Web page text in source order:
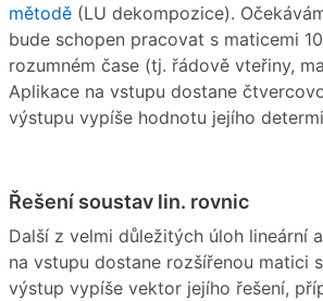
mětodě (LU dekompozice).
bude schopen pracovat s maticemi
rozumném čase (tj. řádově vteřiny,
Aplikace na vstupu dostane
výstupu vypíše hodnotu jejího
Řešení soustav lin. rovnic
Další z velmi důležitých úloh lineární
na vstupu dostane rozšířenou matici
výstup vypíše vektor jejího řešení,